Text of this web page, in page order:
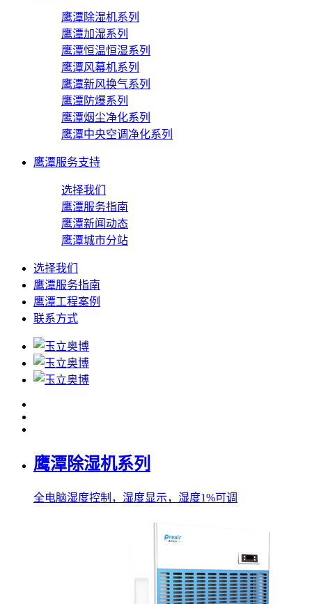
鹰潭除湿机系列
鹰潭加湿系列
鹰潭恒温恒湿系列
鹰潭风幕机系列
鹰潭新风换气系列
鹰潭防爆系列
鹰潭烟尘净化系列
鹰潭中央空调净化系列
鹰潭服务支持
选择我们
鹰潭服务指南
鹰潭新闻动态
鹰潭城市分站
选择我们
鹰潭服务指南
鹰潭工程案例
联系方式
鹰潭除湿机系列
全电脑湿度控制，湿度显示，湿度1%可调